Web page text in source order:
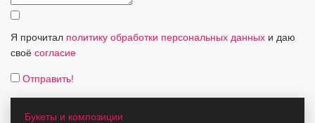
Я прочитал политику обработки персональных данных и даю
своё согласие
Отправить!
Букеты и композиции